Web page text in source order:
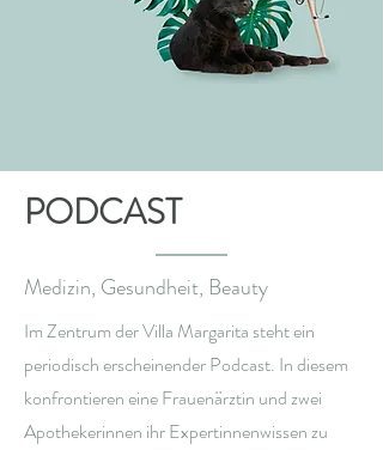
PODCAST
Medizin, Gesundheit, Beauty
Im Zentrum der Villa Margarita steht ein
periodisch erscheinender Podcast. In diesem
konfrontieren eine Frauenärztin und zwei
Apothekerinnen ihr Expertinnenwissen zu